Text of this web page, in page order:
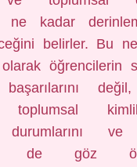
ne kadar
belirler. Bu
öğrencilerin
toplumsal
durumlarını ve
de göz